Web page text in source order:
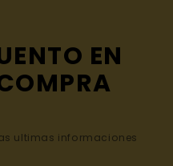
EN
ultimas informaciones